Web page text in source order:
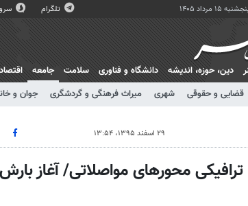
۱۵ مرداد ۱۴۰۵ تلگرام
دين، حوزه، انديشه دانشگاه و فناوری سلامت
جامعه
قضایی و حقوقی شهری میراث فرهنگی و گردشگری جوان و
اقتصاد
۲۹ اسفند ۱۳۹۵، ۱۳:۵۴